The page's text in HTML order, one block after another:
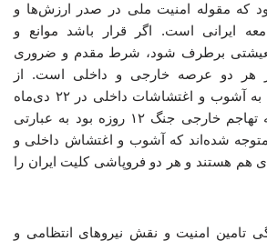
که مقوله امنیت ملی در صدر ارزش‌ها و
ایرانی است. اگر قرار باشد موانع و
برطرف شود، شرط مقدم و ضروری
هر دو عرصه خارجی و داخلی است. از
این‌جهت، واکنش مردم به آشوب و اغتشاشات داخلی در ۲۲ دی‌ماه
دقیقا همانند واکنش به تهاجم خارجی جنگ‌ ۱۲ ‌روزه بود به عبارتی
شده‌اند که آشوب و اغتشاش داخلی و
هم هستند و هر دو فروپاشی کلیت ایران را
تامین امنیت و نقش نیروهای انتظامی و